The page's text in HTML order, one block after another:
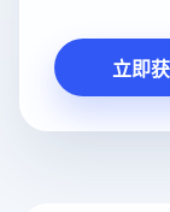
立即